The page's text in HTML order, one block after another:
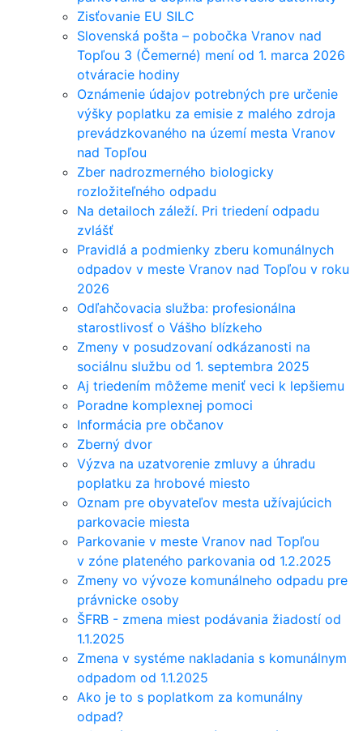
Zisťovanie EU SILC
Slovenská pošta – pobočka Vranov nad
Topľou 3 (Čemerné) mení od 1. marca 2026
otváracie hodiny
Oznámenie údajov potrebných pre určenie
výšky poplatku za emisie z malého zdroja
prevádzkovaného na území mesta Vranov
nad Topľou
Zber nadrozmerného biologicky
rozložiteľného odpadu
Na detailoch záleží. Pri triedení odpadu
zvlášť
Pravidlá a podmienky zberu komunálnych
odpadov v meste Vranov nad Topľou v roku
2026
Odľahčovacia služba: profesionálna
starostlivosť o Vášho blízkeho
Zmeny v posudzovaní odkázanosti na
sociálnu službu od 1. septembra 2025
Aj triedením môžeme meniť veci k lepšiemu
Poradne komplexnej pomoci
Informácia pre občanov
Zberný dvor
Výzva na uzatvorenie zmluvy a úhradu
poplatku za hrobové miesto
Oznam pre obyvateľov mesta užívajúcich
parkovacie miesta
Parkovanie v meste Vranov nad Topľou
v zóne plateného parkovania od 1.2.2025
Zmeny vo vývoze komunálneho odpadu pre
právnicke osoby
ŠFRB - zmena miest podávania žiadostí od
1.1.2025
Zmena v systéme nakladania s komunálnym
odpadom od 1.1.2025
Ako je to s poplatkom za komunálny
odpad?